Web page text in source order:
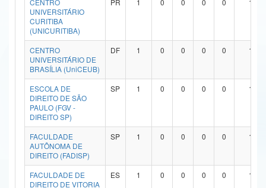
Controladoria-Geral da União
Ministério da Mulher, da Família e dos Direitos Humanos
Secretaria-Geral
Secretaria de Governo
Gabinete de Segurança Institucional
Advocacia-Geral da União
Banco Central do Brasil
CENTRO
UNIVERSITÁRIO
CURITIBA
(UNICURITIBA)
PR 1 0 0 0 0 1
CENTRO
UNIVERSITÁRIO DE
BRASÍLIA (UniCEUB)
DF 1 0 0 0 0 1
ESCOLA DE
DIREITO DE SÃO
PAULO (FGV -
DIREITO SP)
SP 1 0 0 0 0 1
FACULDADE
AUTÔNOMA DE
DIREITO (FADISP)
SP 1 0 0 0 0 1
FACULDADE DE
DIREITO DE VITORIA
ES 1 0 0 0 0 1